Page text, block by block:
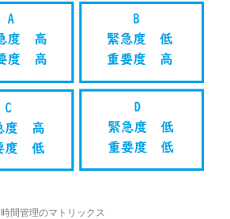
時間管理のマトリックス